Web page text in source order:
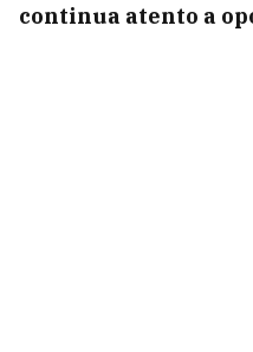
continua atento a